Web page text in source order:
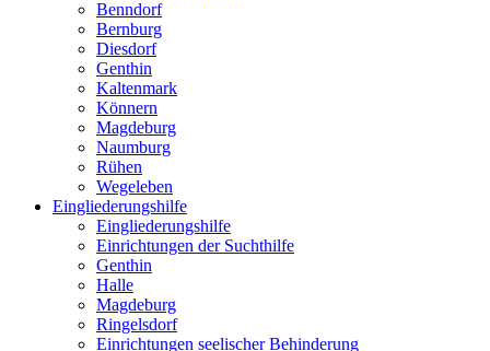
Benndorf
Bernburg
Diesdorf
Genthin
Kaltenmark
Könnern
Magdeburg
Naumburg
Rühen
Wegeleben
Eingliederungshilfe
Eingliederungshilfe
Einrichtungen der Suchthilfe
Genthin
Halle
Magdeburg
Ringelsdorf
Einrichtungen seelischer Behinderung